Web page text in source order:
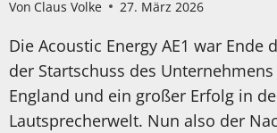
Von Claus Volke 27. März 2026
Die Acoustic Energy AE1 war Ende
der Startschuss des Unternehmens
England und ein großer Erfolg in
Lautsprecherwelt. Nun also der